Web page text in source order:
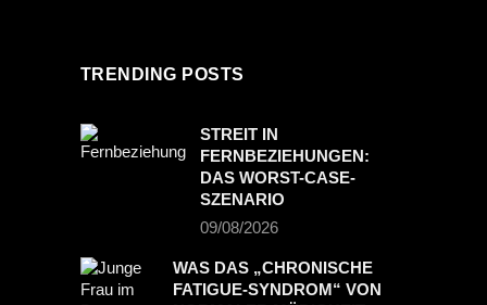
TRENDING POSTS
STREIT IN
FERNBEZIEHUNGEN:
DAS WORST-CASE-
SZENARIO
09/08/2026
WAS DAS „CHRONISCHE
FATIGUE-SYNDROM“ VON